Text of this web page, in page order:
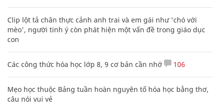
Clip lột tả chân thực cảnh anh trai và em gái như 'chó với
mèo', người tinh ý còn phát hiện một vấn đề trong giáo dục
con
Các công thức hóa học lớp 8, 9 cơ bản cần nhớ 106
Mẹo học thuộc Bảng tuần hoàn nguyên tố hóa học bằng thơ,
câu nói vui vẻ